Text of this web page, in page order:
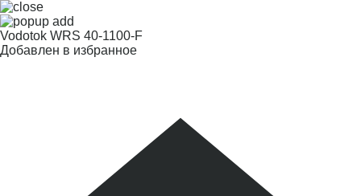
Vodotok WRS 40-1100-F
Добавлен в избранное